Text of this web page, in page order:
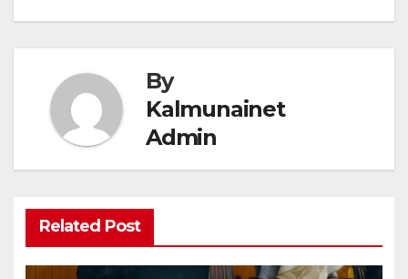
By
Kalmunainet
Admin
Related Post